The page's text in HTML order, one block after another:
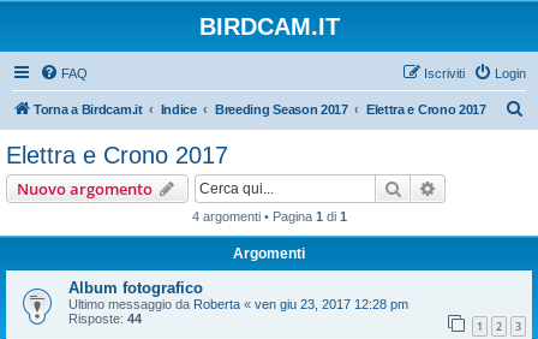
BIRDCAM.IT
FAQ Login
Iscriviti
Torna a Birdcam.it Indice Breeding Season 2017 Elettra e Crono 2017
Elettra e Crono 2017
Nuovo argomento Cerca
4 argomenti • Pagina 1 di 1
Argomenti
Album fotografico
Ultimo messaggio da Roberta « ven giu 23, 2017 12:28 pm
Risposte: 44 1 2 3